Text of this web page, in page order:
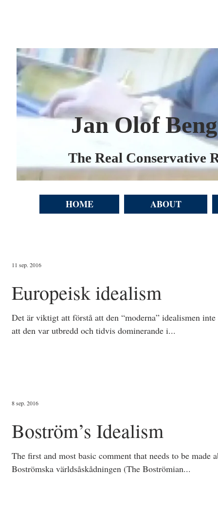
Jan Olof
The Real Conservative
Europeisk idealism
Det är viktigt att förstå att den “moderna” idealismen
att den var utbredd och tidvis dominerande i...
11 sep. 2016
Boström’s Idealism
The first and most basic comment that needs to be made
Boströmska världsåskådningen (The Boströmian...
8 sep. 2016
HOME ABOUT